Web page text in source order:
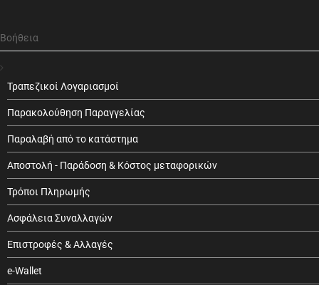
Βοήθεια
Τραπεζικοί Λογαριασμοί
Παρακολούθηση Παραγγελίας
Παραλαβή από το κατάστημα
Αποστολή - Παράδοση & Κόστος μεταφορικών
Τρόποι Πληρωμής
Ασφάλεια Συναλλαγών
Επιστροφές & Αλλαγές
e-Wallet